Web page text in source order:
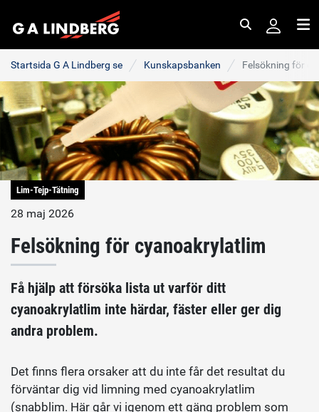
Startsida G A Lindberg se Kunskapsbanken Felsökning för
Lim-Tejp-Tätning
28 maj 2026
Felsökning för cyanoakrylatlim
Få hjälp att försöka lista ut varför ditt
cyanoakrylatlim inte härdar, fäster eller ger dig
andra problem.
Det finns flera orsaker att du inte får det resultat du
förväntar dig vid limning med cyanoakrylatlim
(snabblim. Här går vi igenom ett gäng problem som